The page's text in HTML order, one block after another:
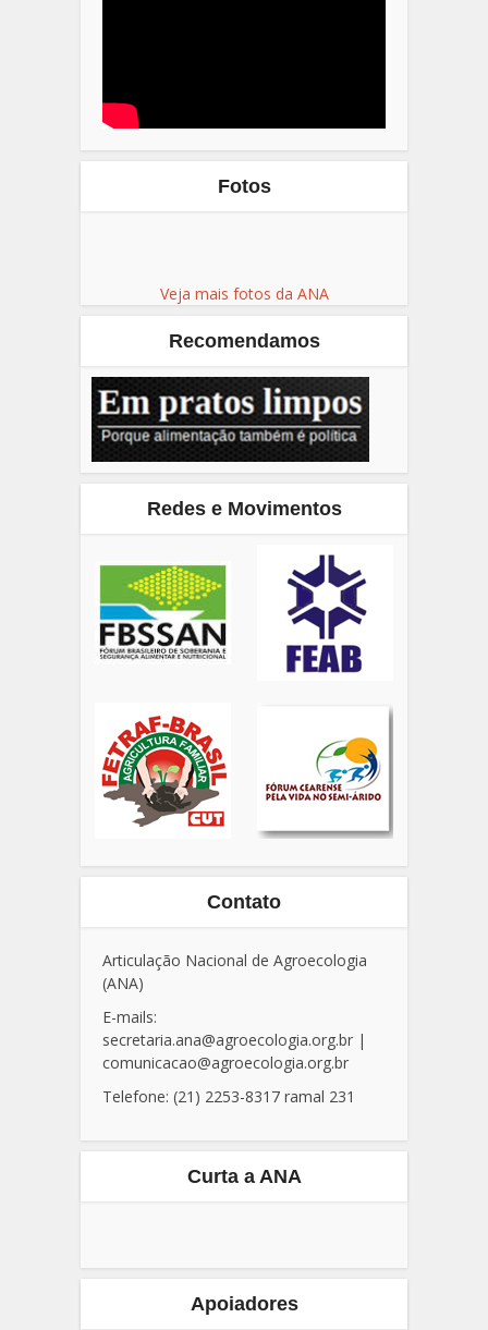
Fotos
Veja mais fotos da ANA
Recomendamos
Articulação Nacional de Agroecologia
(ANA)
E-mails:
secretaria.ana@agroecologia.org.br
|
comunicacao@agroecologia.org.br
Telefone: (21) 2253-8317 ramal 231
Apoiadores